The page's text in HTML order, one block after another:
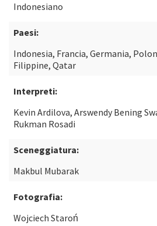
Indonesiano
Paesi:
Indonesia, Francia, Germania,
Filippine, Qatar
Interpreti:
Kevin Ardilova, Arswendy Bening
Rukman Rosadi
Sceneggiatura:
Makbul Mubarak
Fotografia:
Wojciech Staroń